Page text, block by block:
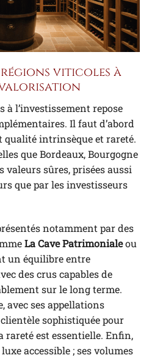
viticoles à
à l’investissement repose
Il faut d’abord
intrinsèque et rareté.
que Bordeaux, Bourgogne
valeurs sûres, prisées aussi
que par les investisseurs
notamment par des
La Cave Patrimonialeou
un équilibre entre
des crus capables de
sur le long terme.
avec ses appellations
sophistiquée pour
rareté est essentielle. Enfin,
accessible ; ses volumes